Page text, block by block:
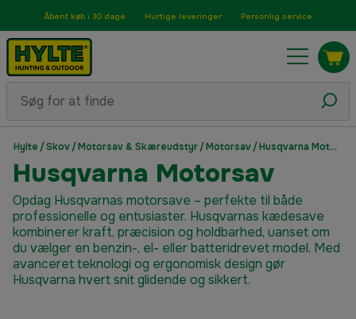
Åbent køb i 30 dage Hurtige leveringer Personlig service
Hylte /Skov/Motorsav & Skæreudstyr/Motorsav/ Husqvarna Motorsav
Husqvarna Motorsav
Opdag Husqvarnas motorsave – perfekte til både
professionelle og entusiaster. Husqvarnas kædesave
kombinerer kraft, præcision og holdbarhed, uanset om
du vælger en benzin-, el- eller batteridrevet model. Med
avanceret teknologi og ergonomisk design gør
Husqvarna hvert snit glidende og sikkert.